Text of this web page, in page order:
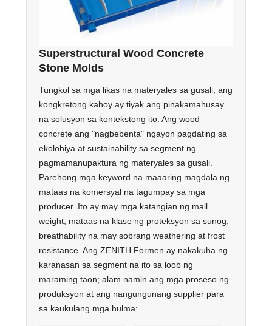
Superstructural Wood Concrete
Stone Molds
Tungkol sa mga likas na materyales sa gusali, ang
kongkretong kahoy ay tiyak ang pinakamahusay
na solusyon sa kontekstong ito. Ang wood
concrete ang "nagbebenta" ngayon pagdating sa
ekolohiya at sustainability sa segment ng
pagmamanupaktura ng materyales sa gusali.
Parehong mga keyword na maaaring magdala ng
mataas na komersyal na tagumpay sa mga
producer. Ito ay may mga katangian ng mall
weight, mataas na klase ng proteksyon sa sunog,
breathability na may sobrang weathering at frost
resistance. Ang ZENITH Formen ay nakakuha ng
karanasan sa segment na ito sa loob ng
maraming taon; alam namin ang mga proseso ng
produksyon at ang nangungunang supplier para
sa kaukulang mga hulma: